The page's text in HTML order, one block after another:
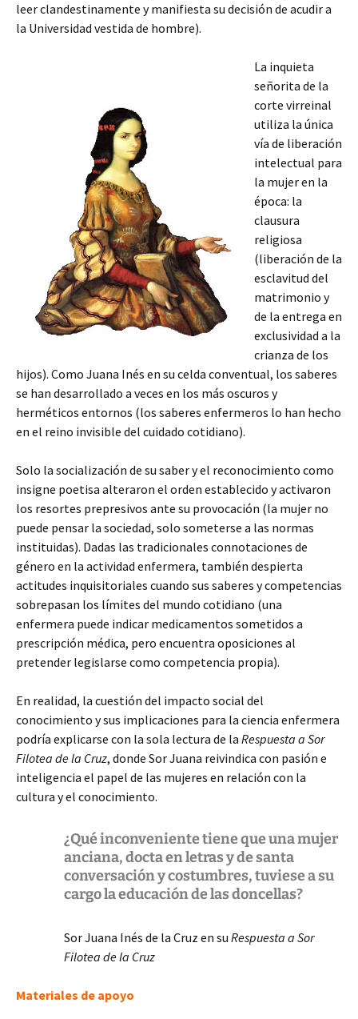
leer clandestinamente y manifiesta su decisión de acudir a
la Universidad vestida de hombre).
La inquieta
señorita de la
corte virreinal
utiliza la única
vía de liberación
intelectual para
la mujer en la
época: la
clausura
religiosa
(liberación de la
esclavitud del
matrimonio y
de la entrega en
exclusividad a la
crianza de los
hijos). Como Juana Inés en su celda conventual, los saberes
se han desarrollado a veces en los más oscuros y
herméticos entornos (los saberes enfermeros lo han hecho
en el reino invisible del cuidado cotidiano).
Solo la socialización de su saber y el reconocimiento como
insigne poetisa alteraron el orden establecido y activaron
los resortes prepresivos ante su provocación (la mujer no
puede pensar la sociedad, solo someterse a las normas
instituidas). Dadas las tradicionales connotaciones de
género en la actividad enfermera, también despierta
actitudes inquisitoriales cuando sus saberes y competencias
sobrepasan los límites del mundo cotidiano (una
enfermera puede indicar medicamentos sometidos a
prescripción médica, pero encuentra oposiciones al
pretender legislarse como competencia propia).
En realidad, la cuestión del impacto social del
conocimiento y sus implicaciones para la ciencia enfermera
podría explicarse con la sola lectura de la Respuesta a Sor
Filotea de la Cruz, donde Sor Juana reivindica con pasión e
inteligencia el papel de las mujeres en relación con la
cultura y el conocimiento.
¿Qué inconveniente tiene que una mujer
anciana, docta en letras y de santa
conversación y costumbres, tuviese a su
cargo la educación de las doncellas?
Sor Juana Inés de la Cruz en su Respuesta a Sor
Filotea de la Cruz
Materiales de apoyo